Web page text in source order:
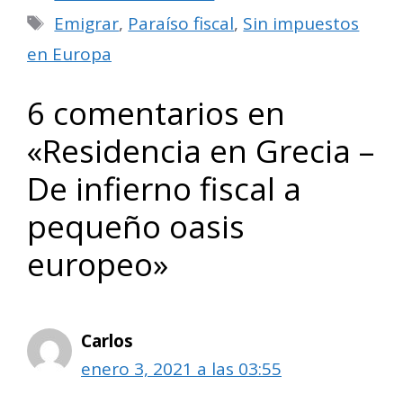
Etiquetas
Emigrar, Paraíso fiscal, Sin impuestos
en Europa
6 comentarios en
«Residencia en Grecia –
De infierno fiscal a
pequeño oasis
europeo»
Carlos
enero 3, 2021 a las 03:55